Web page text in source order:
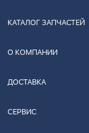
КАТАЛОГ ЗАПЧАСТЕЙ
О КОМПАНИИ
ДОСТАВКА
СЕРВИС